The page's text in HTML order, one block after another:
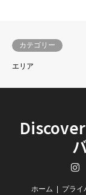
カテゴリー
エリア
Facebook
ホーム プライ